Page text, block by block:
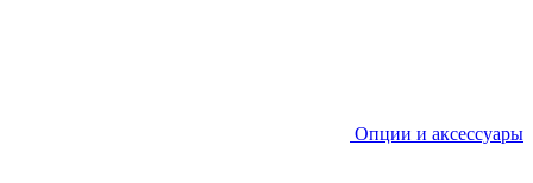
Опции и аксессуары